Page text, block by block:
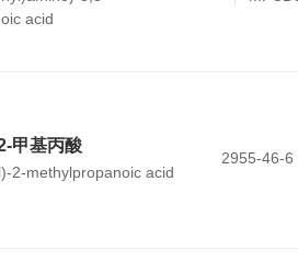
acid
甲基丙酸
2-methylpropanoic acid
2955-46-6